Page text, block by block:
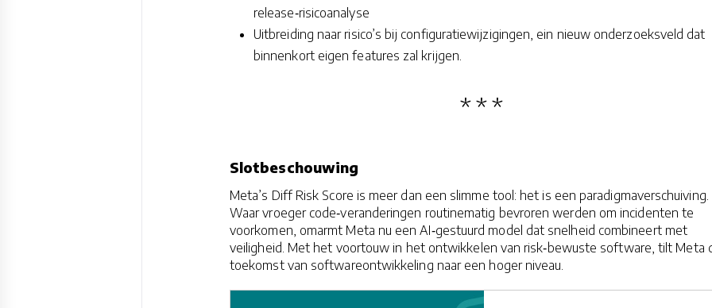
release‑risicoanalyse
Uitbreiding naar risico’s bij configuratiewijzigingen, ein nieuw onderzoeksveld dat
binnenkort eigen features zal krijgen.
Slotbeschouwing
Meta’s Diff Risk Score is meer dan een slimme tool: het is een paradigmaverschuiving.
Waar vroeger code‑veranderingen routinematig bevroren werden om incidenten te
voorkomen, omarmt Meta nu een AI‑gestuurd model dat snelheid combineert met
veiligheid. Met het voortouw in het ontwikkelen van risk‑bewuste software, tilt Meta
toekomst van softwareontwikkeling naar een hoger niveau.